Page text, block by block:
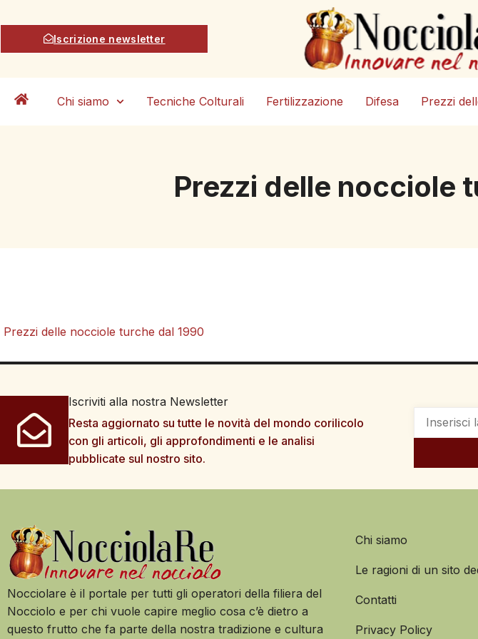
Iscrizione newsletter
Chi siamo Tecniche Colturali Fertilizzazione Difesa Prezzi
Prezzi delle nocciole
Prezzi delle nocciole turche dal 1990
Iscriviti alla nostra Newsletter
Resta aggiornato su tutte le novità del mondo corilicolo
con gli articoli, gli approfondimenti e le analisi
pubblicate sul nostro sito.
Nocciolare è il portale per tutti gli operatori della filiera del
Nocciolo e per chi vuole capire meglio cosa c’è dietro a
questo frutto che fa parte della nostra tradizione e cultura
Chi siamo
Le ragioni di un sito
Contatti
Privacy Policy